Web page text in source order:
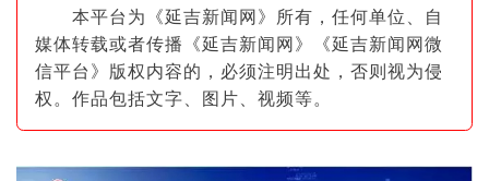
本平台为《延吉新闻网》所有，任何单位、自
媒体转载或者传播《延吉新闻网》《延吉新闻网微
信平台》版权内容的，必须注明出处，否则视为侵
权。作品包括文字、图片 、视频等。